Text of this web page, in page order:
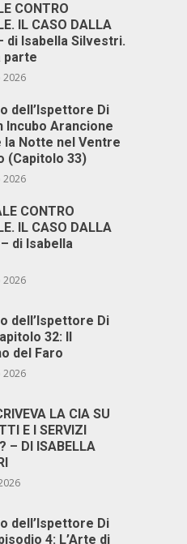
CONTRO
IL CASO DALLA
di Isabella Silvestri.
parte
2026
dell’Ispettore Di
Incubo Arancione
la Notte nel Ventre
(Capitolo 33)
2026
CONTRO
IL CASO DALLA
– di Isabella
2026
dell’Ispettore Di
32: Il
del Faro
2026
LA CIA SU
E I SERVIZI
– DI ISABELLA
dell’Ispettore Di
4: L’Arte di